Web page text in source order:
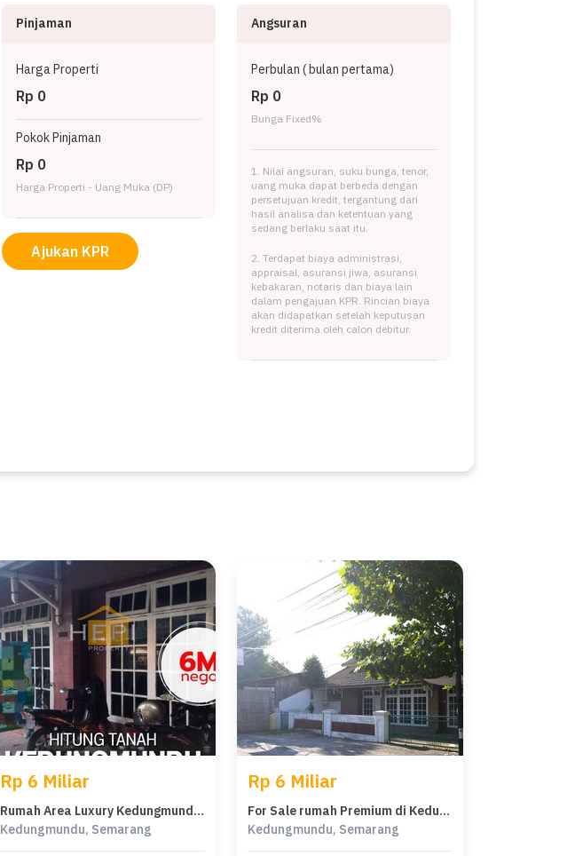
Pinjaman
Harga Properti
Rp 0
Pokok Pinjaman
Rp 0
Harga Properti - Uang Muka (DP)
Ajukan KPR
Angsuran
Perbulan (bulan pertama)
Rp 0
Bunga Fixed%
1. Nilai angsuran, suku bunga, tenor,
uang muka dapat berbeda dengan
persetujuan kredit, tergantung dari
hasil analisa dan ketentuan yang
sedang berlaku saat itu.
2. Terdapat biaya administrasi,
appraisal, asuransi jiwa, asuransi
kebakaran, notaris dan biaya lain
dalam pengajuan KPR. Rincian biaya
akan didapatkan setelah keputusan
kredit diterima oleh calon debitur.
Rp 6 Miliar
Rumah Area Luxury Kedungmundu, Semarang - Harga Terbaik 6 Miliar
Kedungmundu, Semarang
Rp 6 Miliar
For Sale rumah Premium di Kedungmundu, Semarang - LT 381m²
Kedungmundu, Semarang